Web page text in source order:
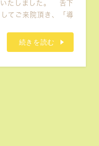
いたしました。 舌下
てご来院頂き、「導
続きを読む